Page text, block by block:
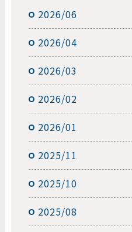
2026/06
2026/04
2026/03
2026/02
2026/01
2025/11
2025/10
2025/08